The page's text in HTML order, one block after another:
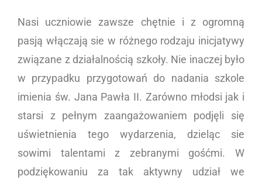
Nasi uczniowie zawsze chętnie i z ogromną
pasją włączają sie w różnego rodzaju inicjatywy
związane z działalnością szkoły. Nie inaczej było
w przypadku przygotowań do nadania szkole
imienia św. Jana Pawła II. Zarówno młodsi jak i
starsi z pełnym zaangażowaniem podjęli się
uświetnienia tego wydarzenia, dzieląc sie
sowimi talentami z zebranymi gośćmi. W
podziękowaniu za tak aktywny udział we